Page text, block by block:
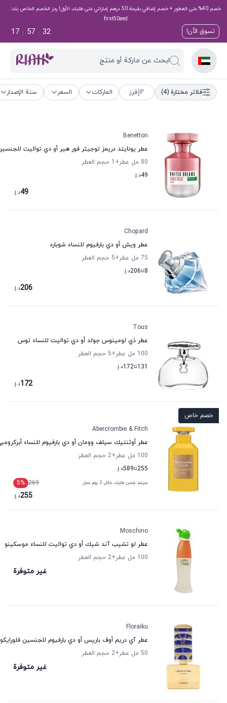
خصم 40% على العطور + خصم إضافي بقيمة 50 درهم إماراتي على طلبك الأول! رمز الخصم الخاص بك:
first50aed
تسوق الآن! 32
:
57
:
17
ابحث عن ماركة أو منتج
فلاتر مختارة (4) فرز الماركات السعر سنة الإصدار
Benetton
عطر يونايتد دريمز توجيثر فور هير أو دي تواليت
80 مل عطر
+1
حجم العطر
49د.إ.
49د.إ.
Chopard
عطر ويش أو دي بارفيوم للنساء شوبارد
75 مل عطر
+5
حجم العطر
8تا206د.إ.
206د.إ.
Tous
عطر ذي لومينوس جولد أو دي تواليت للنساء توس
100 مل عطر
+5
حجم العطر
131تا172د.إ.
172د.إ.
خصم خاص
Abercrombie & Fitch
عطر أوثنتيك سيلف وومان أو دي بارفيوم للنساء
100 مل عطر
+2
حجم العطر
255تا589د.إ.
سيتم شحن طلبك خلال 2 يوم عمل 269
5%
255د.إ.
Moschino
عطر لو تشيب آند شيك أو دي تواليت للنساء موسكينو
100 مل عطر
+2 حجم العطر
غير متوفرة
Floraiku
عطر آي دريم أوف باريس أو دي بارفيوم للجنسين فلورايكو
50 مل عطر
+2 حجم العطر
غير متوفرة